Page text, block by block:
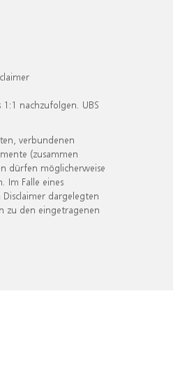
nachzufolgen. UBS
verbundenen
(zusammen
dürfen möglicherweise
Im Falle eines
dargelegten
zu den eingetragenen